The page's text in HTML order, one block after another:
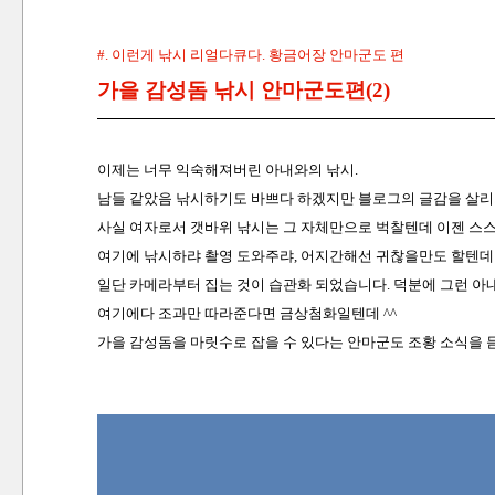
#. 이런게 낚시 리얼다큐다. 황금어장 안마군도 편
가을 감성돔 낚시 안마군도편(2)
이제는 너무 익숙해져버린 아내와의 낚시.
남들 같았음 낚시하기도 바쁘다 하겠지만 블로그의 글감을 살
사실 여자로서 갯바위 낚시는 그 자체만으로 벅찰텐데 이젠
여기에 낚시하랴 촬영 도와주랴, 어지간해선 귀찮을만도 할텐
일단 카메라부터 집는 것이 습관화 되었습니다. 덕분에 그런
여기에다 조과만 따라준다면 금상첨화일텐데 ^^
가을 감성돔을 마릿수로 잡을 수 있다는 안마군도 조황 소식을